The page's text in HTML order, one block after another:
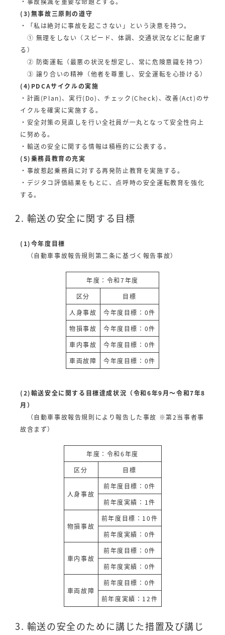
(3)無事故三原則の遵守
・「私は絶対に事故を起こさない」という決意を持つ。
① 無理をしない（スピード、体調、交通状況などに配慮す
る）
② 防衛運転（最悪の状況を想定し、常に危険意識を持つ）
③ 譲り合いの精神（他者を尊重し、安全運転を心掛ける）
(4)PDCAサイクルの実施
・計画(Plan)、実行(Do)、チェック(Check)、改善(Act)のサ
イクルを確実に実施する。
・安全対策の見直しを行い全社員が一丸となって安全性向上
に努める。
・輸送の安全に関する情報は積極的に公表する。
(5)乗務員教育の充実
・事故惹起乗務員に対する再発防止教育を実施する。
・デジタコ評価結果をもとに、点呼時の安全運転教育を強化
する。
2. 輸送の安全に関する目標
(1)今年度目標
（自動車事故報告規則第二条に基づく報告事故）
年度：令和7年度
区分
目標
人身事故
今年度目標：0件
物損事故
今年度目標：0件
車内事故
今年度目標：0件
車両故障
今年度目標：0件
(2)輸送安全に関する目標達成状況（令和6年9月～令和7年8
月）
（自動車事故報告規則により報告した事故 ※第2当事者事
故含まず）
年度：令和6年度
区分
目標
人身事故
前年度目標：0件
前年度実績：1件
物損事故
前年度目標：10件
前年度実績：0件
車内事故
前年度目標：0件
前年度実績：0件
車両故障
前年度目標：0件
前年度実績：12件
3. 輸送の安全のために講じた措置及び講じ